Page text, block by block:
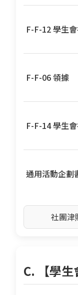
F-F-12 學生
F-F-06 領據
F-F-14 學生
通用活動企劃
社團津
C. 【學生